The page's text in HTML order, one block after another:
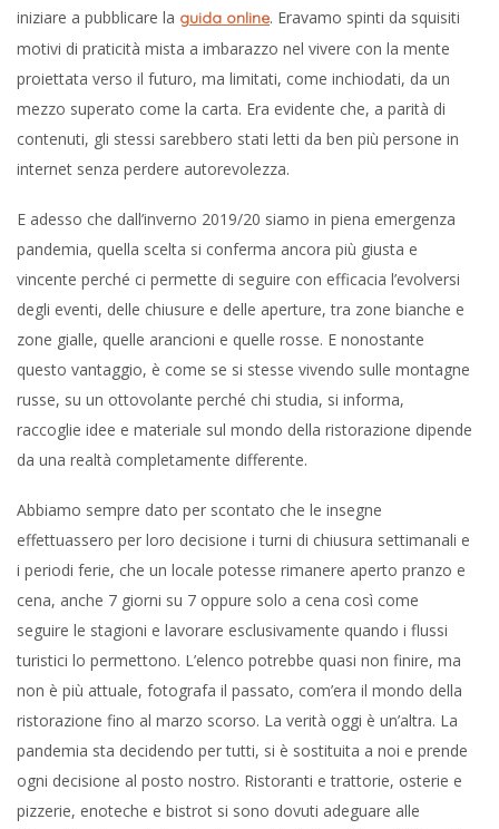
iniziare a pubblicare la guida online. Eravamo spinti da squisiti
motivi di praticità mista a imbarazzo nel vivere con la mente
proiettata verso il futuro, ma limitati, come inchiodati, da un
mezzo superato come la carta. Era evidente che, a parità di
contenuti, gli stessi sarebbero stati letti da ben più persone in
internet senza perdere autorevolezza.
E adesso che dall’inverno 2019/20 siamo in piena emergenza
pandemia, quella scelta si conferma ancora più giusta e
vincente perché ci permette di seguire con efficacia l’evolversi
degli eventi, delle chiusure e delle aperture, tra zone bianche e
zone gialle, quelle arancioni e quelle rosse. E nonostante
questo vantaggio, è come se si stesse vivendo sulle montagne
russe, su un ottovolante perché chi studia, si informa,
raccoglie idee e materiale sul mondo della ristorazione dipende
da una realtà completamente differente.
Abbiamo sempre dato per scontato che le insegne
effettuassero per loro decisione i turni di chiusura settimanali e
i periodi ferie, che un locale potesse rimanere aperto pranzo e
cena, anche 7 giorni su 7 oppure solo a cena così come
seguire le stagioni e lavorare esclusivamente quando i flussi
turistici lo permettono. L’elenco potrebbe quasi non finire, ma
non è più attuale, fotografa il passato, com’era il mondo della
ristorazione fino al marzo scorso. La verità oggi è un’altra. La
pandemia sta decidendo per tutti, si è sostituita a noi e prende
ogni decisione al posto nostro. Ristoranti e trattorie, osterie e
pizzerie, enoteche e bistrot si sono dovuti adeguare alle